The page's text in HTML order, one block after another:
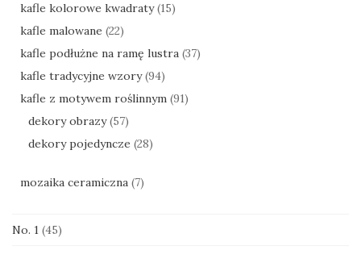
kafle kolorowe kwadraty (15)
kafle malowane (22)
kafle podłużne na ramę lustra (37)
kafle tradycyjne wzory (94)
kafle z motywem roślinnym (91)
dekory obrazy (57)
dekory pojedyncze (28)
mozaika ceramiczna (7)
No. 1 (45)